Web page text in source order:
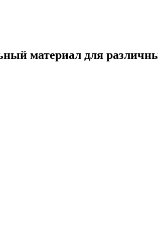
материал для